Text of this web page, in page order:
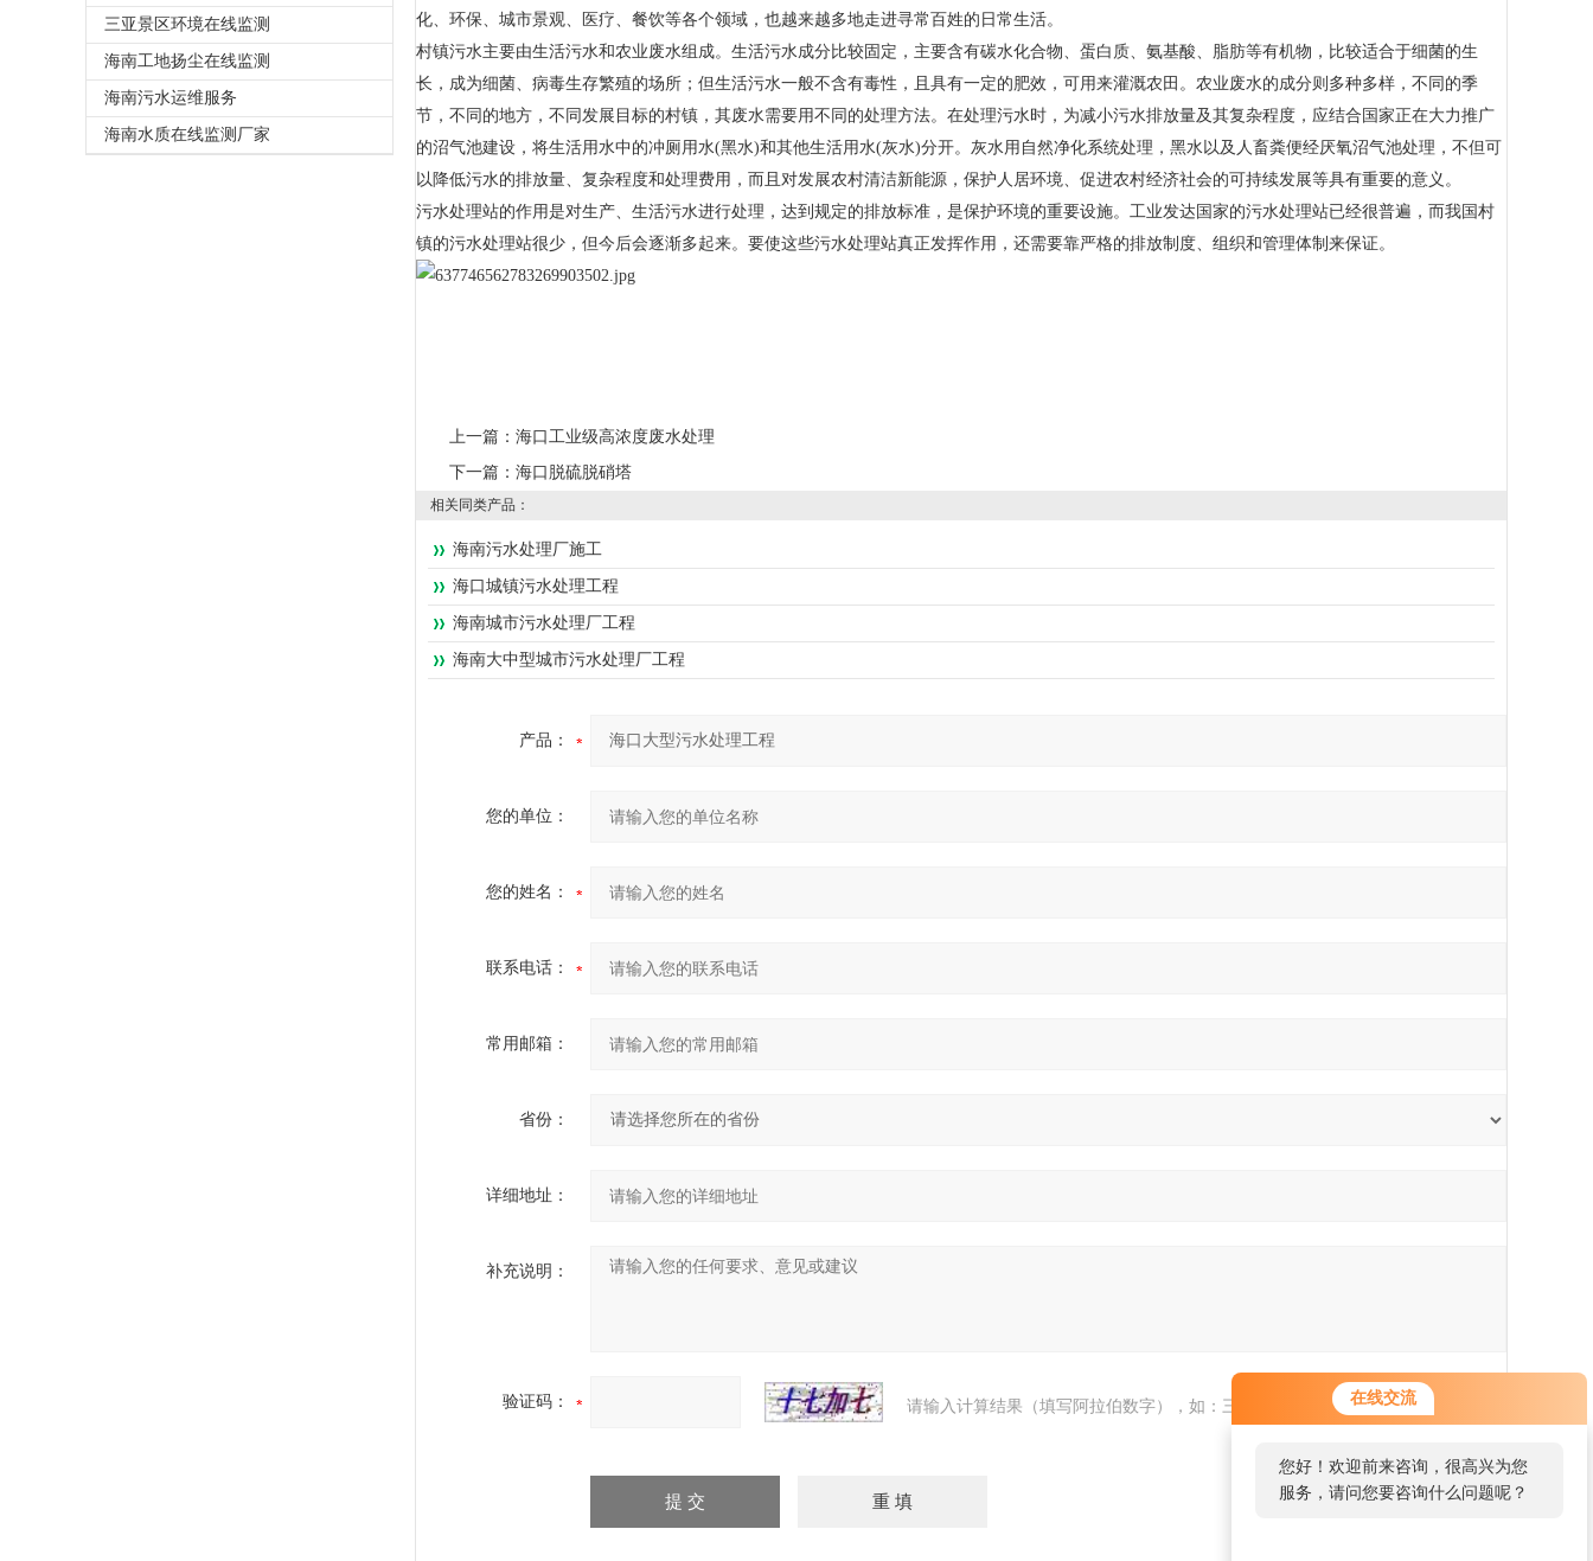
在线交流
您好！欢迎前来咨询，很高兴为您
服务，请问您要咨询什么问题呢？
三亚景区环境在线监测
海南工地扬尘在线监测
海南污水运维服务
海南水质在线监测厂家
化、环保、城市景观、医疗、餐饮等各个领域，也越来越多地走进寻常百姓的日常生活。
村镇污水主要由生活污水和农业废水组成。生活污水成分比较固定，主要含有碳水化合物、蛋白质、氨基酸、脂肪等有机物，比较适合于细菌的生
长，成为细菌、病毒生存繁殖的场所；但生活污水一般不含有毒性，且具有一定的肥效，可用来灌溉农田。农业废水的成分则多种多样，不同的季
节，不同的地方，不同发展目标的村镇，其废水需要用不同的处理方法。在处理污水时，为减小污水排放量及其复杂程度，应结合国家正在大力推广
的沼气池建设，将生活用水中的冲厕用水(黑水)和其他生活用水(灰水)分开。灰水用自然净化系统处理，黑水以及人畜粪便经厌氧沼气池处理，不但可
以降低污水的排放量、复杂程度和处理费用，而且对发展农村清洁新能源，保护人居环境、促进农村经济社会的可持续发展等具有重要的意义。
污水处理站的作用是对生产、生活污水进行处理，达到规定的排放标准，是保护环境的重要设施。工业发达国家的污水处理站已经很普遍，而我国村
镇的污水处理站很少，但今后会逐渐多起来。要使这些污水处理站真正发挥作用，还需要靠严格的排放制度、组织和管理体制来保证。
上一篇： 海口工业级高浓度废水处理
下一篇： 海口脱硫脱硝塔
相关同类产品：
海南污水处理厂施工
海口城镇污水处理工程
海南城市污水处理厂工程
海南大中型城市污水处理厂工程
产品：
您的单位：
您的姓名：
联系电话：
常用邮箱：
省份：
详细地址：
补充说明：
验证码： 请输入计算结果（填写阿拉伯数字），如：三加四=7